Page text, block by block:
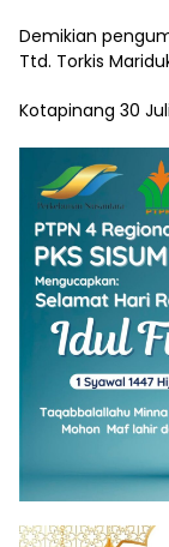
Demikian
Ttd. Torkis
Kotapinang 30